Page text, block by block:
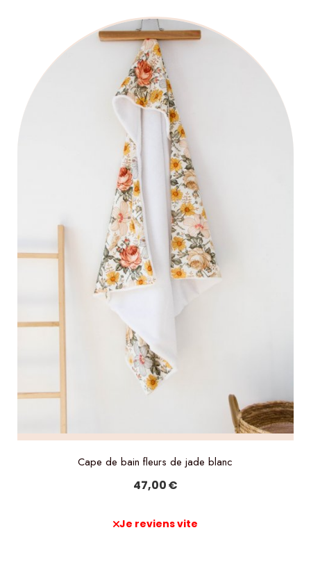
Cape de bain fleurs de jade blanc
47,00€
Je reviens vite